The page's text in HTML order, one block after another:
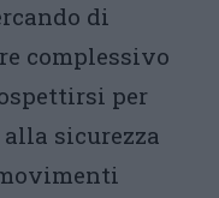
di
complessivo
per
sicurezza